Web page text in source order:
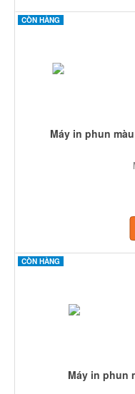
CÒN HÀNG
Máy in phun
CÒN HÀNG
Máy in phun